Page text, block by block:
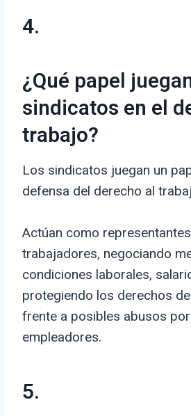
4.
¿Qué papel
sindicatos en el
trabajo?
Los sindicatos juegan un
defensa del derecho al
Actúan como
trabajadores, negociando
condiciones laborales,
protegiendo los derechos
frente a posibles abusos
empleadores.
5.